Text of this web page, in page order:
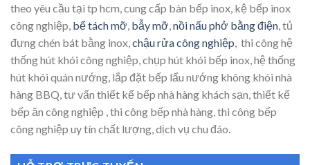
theo yêu cầu tại tp hcm, cung cấp bàn bếp inox, kệ bếp inox
công nghiệp, bể tách mỡ bẫy mỡ nồi nấu phở bằng điện , tủ
đựng chén bát bằng inox, chậu rửa công nghiệp , thi công hệ
thống hút khói công nghiệp, chụp hút khói bếp inox, hệ thống
hút khói quán nướng, lắp đặt bếp lẩu nướng không khói nhà
hàng BBQ, tư vấn thiết kế bếp nhà hàng khách sạn, thiết kế
bếp ăn công nghiệp , thi công bếp nhà hàng, thi công bếp
công nghiệp uy tín chất lượng, dịch vụ chu đáo.